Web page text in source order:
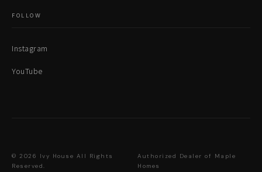
FOLLOW
Instagram
YouTube
© 2026 Ivy House All Rights
Reserved.
Authorized Dealer of Maple
Homes